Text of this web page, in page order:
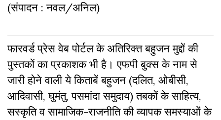
(संपादन : नवल/अनिल)
फारवर्ड प्रेस वेब पोर्टल के अतिरिक्‍त बहुजन मुद्दों की
पुस्‍तकों का प्रकाशक भी है। एफपी बुक्‍स के नाम से
जारी होने वाली ये किताबें बहुजन (दलित, ओबीसी,
आदिवासी, घुमंतु, पसमांदा समुदाय) तबकों के साहित्‍य,
सस्‍क‍ृति व सामाजिक-राजनीति की व्‍यापक समस्‍याओं के